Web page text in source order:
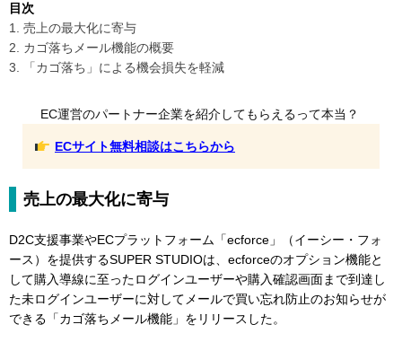
目次
1. 売上の最大化に寄与
2. カゴ落ちメール機能の概要
3. 「カゴ落ち」による機会損失を軽減
EC運営のパートナー企業を紹介してもらえるって本当？
ECサイト無料相談はこちらから
売上の最大化に寄与
D2C支援事業やECプラットフォーム「ecforce」（イーシー・フォ
ース）を提供するSUPER STUDIOは、ecforceのオプション機能と
して購入導線に至ったログインユーザーや購入確認画面まで到達し
た未ログインユーザーに対してメールで買い忘れ防止のお知らせが
できる「カゴ落ちメール機能」をリリースした。